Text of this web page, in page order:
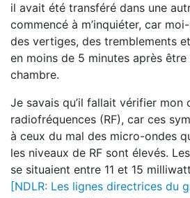
il avait été transféré dans une
commencé à m’inquiéter, car
des vertiges, des tremblements
en moins de 5 minutes après être
chambre.
Je savais qu’il fallait vérifier mon
radiofréquences (RF), car ces
à ceux du mal des micro-ondes
les niveaux de RF sont élevés.
se situaient entre 11 et 15
[NDLR: Les lignes directrices du